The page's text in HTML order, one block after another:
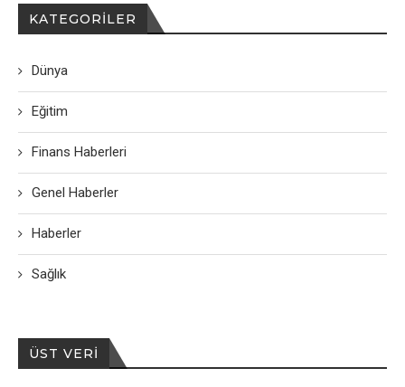
KATEGORILER
Dünya
Eğitim
Finans Haberleri
Genel Haberler
Haberler
Sağlık
ÜST VERI